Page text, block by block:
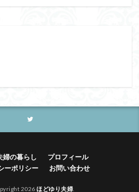
婦の暮らし
プロフィール
ーポリシー
お問い合わせ
2026 ほどゆり夫婦